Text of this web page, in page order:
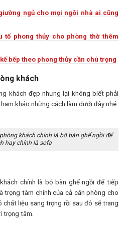
ngủ cho mọi ngôi nhà ai cũng
tố phong thủy cho phòng thờ thêm
bếp theo phong thủy cần chú trọng
khách
khách đẹp nhưng lại không biết phải
khảo những cách làm dưới đây nhé:
khách chính là bộ bàn ghế ngồi để
hay chính là sofa
chính là bộ bàn ghế ngồi để tiếp
trọng tâm chính của cả căn phòng cho
chất liệu sang trọng rồi sau đó sẽ trang
trọng tâm.